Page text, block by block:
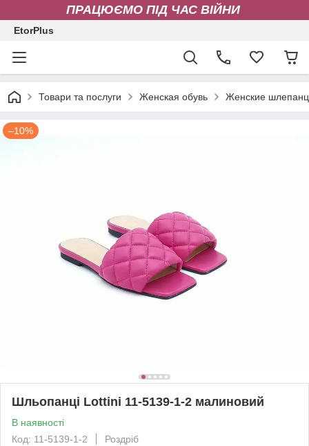
ПРАЦЮЄМО ПІД ЧАС ВІЙНИ
EtorPlus
Товари та послуги Женская обувь Женские
–10%
Шльопанці Lottini 11-5139-1-2 малиновий
В наявності
Код: 11-5139-1-2
Роздріб